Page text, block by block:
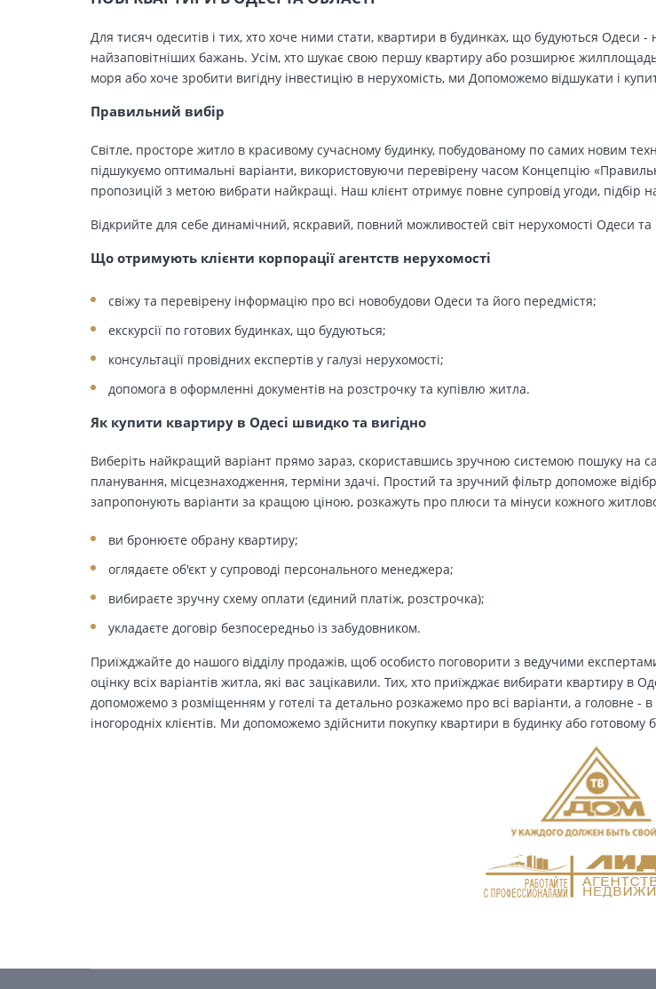
Для тисяч одеситів і тих, хто хоче ними стати, квартири в будинках, що будуються Одеси
найзаповітніших бажань. Усім, хто шукає свою першу квартиру або розширює жилплощадь
моря або хоче зробити вигідну інвестицію в нерухомість, ми Допоможемо відшукати і
Правильний вибір
Світле, просторе житло в красивому сучасному будинку, побудованому по самих новим
підшукуємо оптимальні варіанти, використовуючи перевірену часом Концепцію
пропозицій з метою вибрати найкращі. Наш клієнт отримує повне супровід угоди, підбір
Відкрийте для себе динамічний, яскравий, повний можливостей світ нерухомості Одеси
Що отримують клієнти корпорації агентств нерухомості
свіжу та перевірену інформацію про всі новобудови Одеси та його передмістя;
екскурсії по готових будинках, що будуються;
консультації провідних експертів у галузі нерухомості;
допомога в оформленні документів на розстрочку та купівлю житла.
Як купити квартиру в Одесі швидко та вигідно
Виберіть найкращий варіант прямо зараз, скориставшись зручною системою пошуку на
планування, місцезнаходження, терміни здачі. Простий та зручний фільтр допоможе
запропонують варіанти за кращою ціною, розкажуть про плюси та мінуси кожного
ви бронюєте обрану квартиру;
оглядаєте об'єкт у супроводі персонального менеджера;
вибираєте зручну схему оплати (єдиний платіж, розстрочка);
укладаєте договір безпосередньо із забудовником.
Приїжджайте до нашого відділу продажів, щоб особисто поговорити з ведучими
оцінку всіх варіантів житла, які вас зацікавили. Тих, хто приїжджає вибирати квартиру в
допоможемо з розміщенням у готелі та детально розкажемо про всі варіанти, а головне -
іногородніх клієнтів. Ми допоможемо здійснити покупку квартири в будинку або готовому